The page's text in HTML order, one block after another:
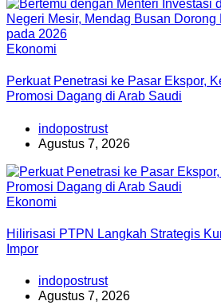
Ekonomi
Perkuat Penetrasi ke Pasar Ekspor,
Promosi Dagang di Arab Saudi
indopostrust
Agustus 7, 2026
Ekonomi
Hilirisasi PTPN Langkah Strategis
Impor
indopostrust
Agustus 7, 2026